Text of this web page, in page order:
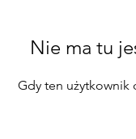
Nie ma tu
Gdy ten użytkownik